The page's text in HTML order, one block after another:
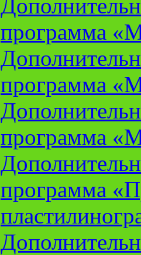
программа
программа
программа
программа